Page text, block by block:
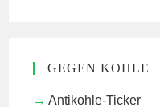
GEGEN KOHLE
Antikohle-Ticker